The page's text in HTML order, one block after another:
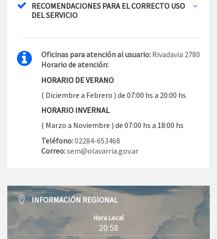
RECOMENDACIONES PARA EL CORRECTO USO
DEL SERVICIO
Oficinas para atención al usuario: Rivadavia 2780
Horario de atención:
HORARIO DE VERANO
( Diciembre a Febrero ) de 07:00 hs a 20:00 hs
HORARIO INVERNAL
( Marzo a Noviembre ) de 07:00 hs a 18:00 hs
Teléfono:02284-653468
Correo:sem@olavarria.gov.ar
INFORMACIÓN REGIONAL
Hora Local
20:58